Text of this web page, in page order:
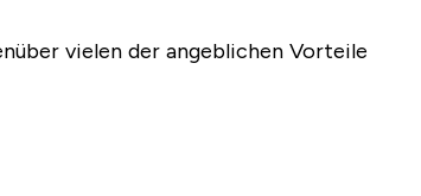
vielen der angeblichen Vorteile